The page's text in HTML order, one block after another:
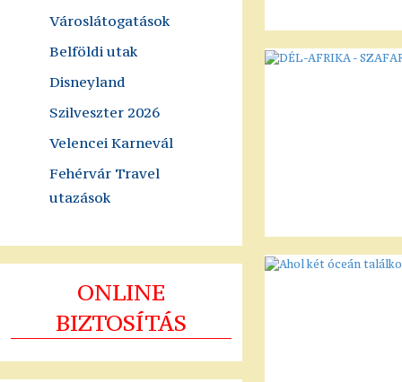
Városlátogatások
Belföldi utak
Disneyland
Szilveszter 2026
Velencei Karnevál
Fehérvár Travel
utazások
ONLINE
BIZTOSÍTÁS